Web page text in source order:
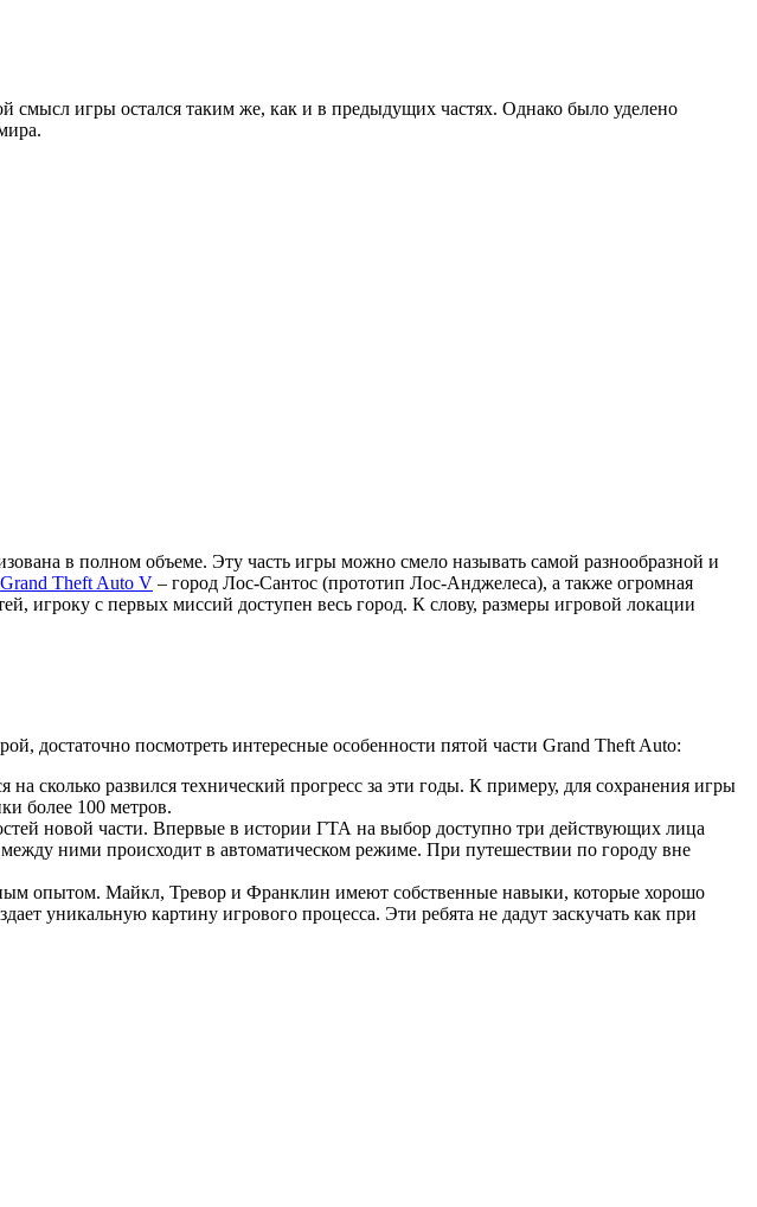
смысл игры остался таким же, как и в предыдущих частях. Однако было уделено
в полном объеме. Эту часть игры можно смело называть самой разнообразной и
Theft Auto V – город Лос-Сантос (прототип Лос-Анджелеса), а также огромная
игроку с первых миссий доступен весь город. К слову, размеры игровой локации
достаточно посмотреть интересные особенности пятой части Grand Theft Auto:
сколько развился технический прогресс за эти годы. К примеру, для сохранения игры
более 100 метров.
новой части. Впервые в истории ГТА на выбор доступно три действующих лица
ними происходит в автоматическом режиме. При путешествии по городу вне
опытом. Майкл, Тревор и Франклин имеют собственные навыки, которые хорошо
уникальную картину игрового процесса. Эти ребята не дадут заскучать как при